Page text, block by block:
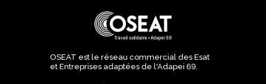
OSEAT est le réseau commercial des Esat
et Entreprises adaptées de l'Adapei 69.